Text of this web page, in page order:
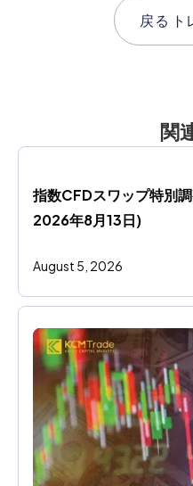
戻る
関
指数CFDスワップ特別
2026年8月13日)
August 5, 2026